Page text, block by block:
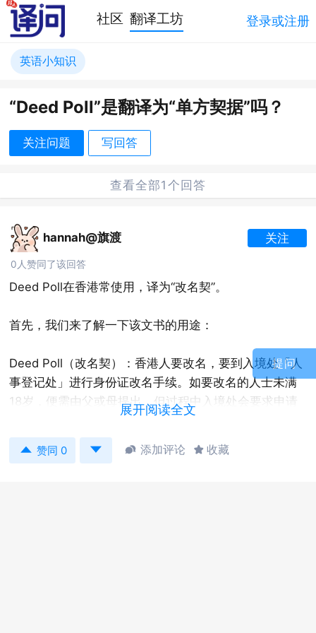
提问
社区 翻译工坊 登录或注册
英语小知识
“Deed Poll”是翻译为“单方契据”吗？
关注问题 写回答
查看全部1个回答
hannah@旗渡 关注
0人赞同了该回答
Deed Poll在香港常使用，译为“改名契”。
首先，我们来了解一下该文书的用途：
Deed Poll（改名契）：香港人要改名，要到入境处「人
事登记处」进行身份证改名手续。如要改名的人士未满
18岁，便需由父或母提出。但过程中入境处会要求申请
改名的人交出有效的「改名契」。
下面介绍 Deed Poll 的常见模板，后附参考译文。
展开阅读全文
 赞同 0   添加评论  收藏